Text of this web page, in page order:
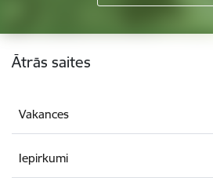
Kājene
Ātrās saites
Vakances
Iepirkumi